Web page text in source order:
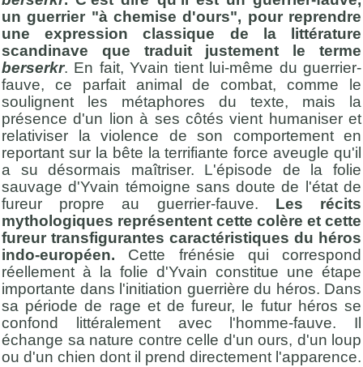
un guerrier "à chemise d'ours", pour reprendre
une expression classique de la littérature
scandinave que traduit justement le terme
berserkr. En fait, Yvain tient lui-même du guerrier-
fauve, ce parfait animal de combat, comme le
soulignent les métaphores du texte, mais la
présence d'un lion à ses côtés vient humaniser et
relativiser la violence de son comportement en
reportant sur la bête la terrifiante force aveugle qu'il
a su désormais maîtriser. L'épisode de la folie
sauvage d'Yvain témoigne sans doute de l'état de
fureur propre au guerrier-fauve. Les récits
mythologiques représentent cette colère et cette
fureur transfigurantes caractéristiques du héros
indo-européen. Cette frénésie qui correspond
réellement à la folie d'Yvain constitue une étape
importante dans l'initiation guerrière du héros. Dans
sa période de rage et de fureur, le futur héros se
confond littéralement avec l'homme-fauve. Il
échange sa nature contre celle d'un ours, d'un loup
ou d'un chien dont il prend directement l'apparence.